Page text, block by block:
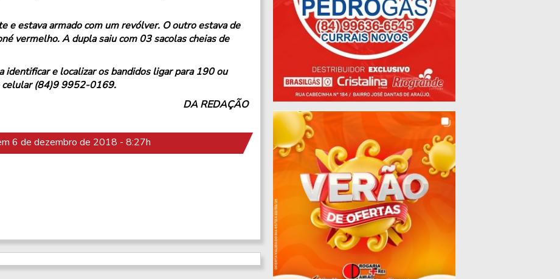
e estava armado com um revólver. O outro estava de
vermelho. A dupla saiu com 03 sacolas cheias de
identificar e localizar os bandidos ligar para 190 ou
celular (84)9 9952-0169.
DA REDAÇÃO
6 de dezembro de 2018 - 8:27h